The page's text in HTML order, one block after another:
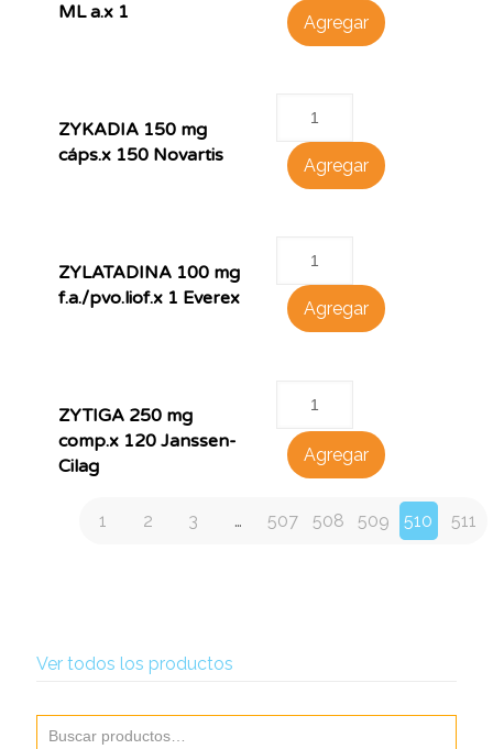
ML a.x 1
Agregar
ZYKADIA 150 mg
cáps.x 150 Novartis
Agregar
ZYLATADINA 100 mg
f.a./pvo.liof.x 1 Everex
Agregar
ZYTIGA 250 mg
comp.x 120 Janssen-
Cilag
Agregar
1 2 3 … 507 508 509 510 511
Ver todos los productos